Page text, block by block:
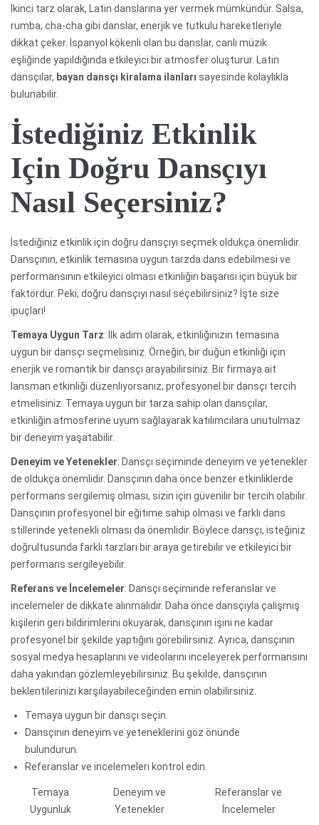
İkinci tarz olarak, Latin danslarına yer vermek mümkündür. Salsa,
rumba, cha-cha gibi danslar, enerjik ve tutkulu hareketleriyle
dikkat çeker. İspanyol kökenli olan bu danslar, canlı müzik
eşliğinde yapıldığında etkileyici bir atmosfer oluşturur. Latin
dansçılar, bayan dansçı kiralama ilanları sayesinde kolaylıkla
bulunabilir.
İstediğiniz Etkinlik
Için Doğru Dansçıyı
Nasıl Seçersiniz?
İstediğiniz etkinlik için doğru dansçıyı seçmek oldukça önemlidir.
Dansçının, etkinlik temasına uygun tarzda dans edebilmesi ve
performansının etkileyici olması etkinliğin başarısı için büyük bir
faktördür. Peki, doğru dansçıyı nasıl seçebilirsiniz? İşte size
ipuçları!
Temaya Uygun Tarz: İlk adım olarak, etkinliğinizin temasına
uygun bir dansçı seçmelisiniz. Örneğin, bir düğün etkinliği için
enerjik ve romantik bir dansçı arayabilirsiniz. Bir firmaya ait
lansman etkinliği düzenliyorsanız, profesyonel bir dansçı tercih
etmelisiniz. Temaya uygun bir tarza sahip olan dansçılar,
etkinliğin atmosferine uyum sağlayarak katılımcılara unutulmaz
bir deneyim yaşatabilir.
Deneyim ve Yetenekler: Dansçı seçiminde deneyim ve yetenekler
de oldukça önemlidir. Dansçının daha önce benzer etkinliklerde
performans sergilemiş olması, sizin için güvenilir bir tercih olabilir.
Dansçının profesyonel bir eğitime sahip olması ve farklı dans
stillerinde yetenekli olması da önemlidir. Böylece dansçı, isteğiniz
doğrultusunda farklı tarzları bir araya getirebilir ve etkileyici bir
performans sergileyebilir.
Referans ve İncelemeler: Dansçı seçiminde referanslar ve
incelemeler de dikkate alınmalıdır. Daha önce dansçıyla çalışmış
kişilerin geri bildirimlerini okuyarak, dansçının işini ne kadar
profesyonel bir şekilde yaptığını görebilirsiniz. Ayrıca, dansçının
sosyal medya hesaplarını ve videolarını inceleyerek performansını
daha yakından gözlemleyebilirsiniz. Bu şekilde, dansçının
beklentilerinizi karşılayabileceğinden emin olabilirsiniz.
Temaya uygun bir dansçı seçin.
Dansçının deneyim ve yeteneklerini göz önünde
bulundurun.
Referanslar ve incelemeleri kontrol edin.
Temaya
Uygunluk
Deneyim ve
Yetenekler
Referanslar ve
İncelemeler